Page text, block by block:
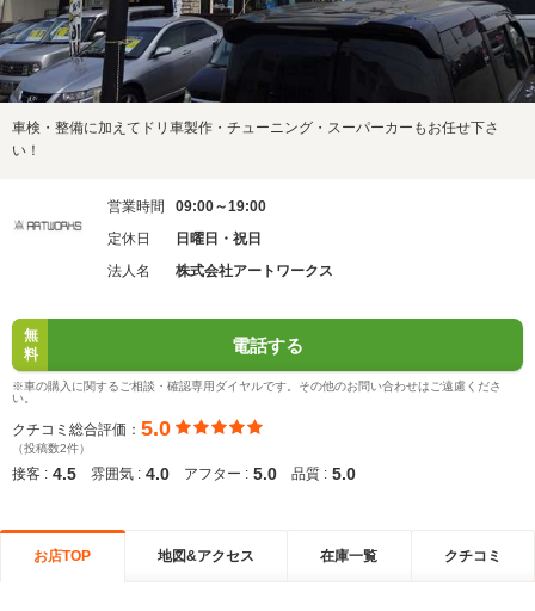
車検・整備に加えてドリ車製作・チューニング・スーパーカーもお任せ下さ
い！
営業時間
09:00～19:00
定休日
日曜日・祝日
法人名
株式会社アートワークス
無
料
電話する
※車の購入に関するご相談・確認専用ダイヤルです。その他のお問い合わせはご遠慮くださ
い。
クチコミ総合評価： 5.0
（投稿数2件）
接客 : 4.5 雰囲気 : 4.0 アフター : 5.0 品質 : 5.0
お店TOP 地図&アクセス 在庫一覧 クチコミ